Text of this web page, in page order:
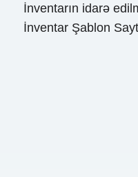
İnventarın idarə
İnventar Şablon